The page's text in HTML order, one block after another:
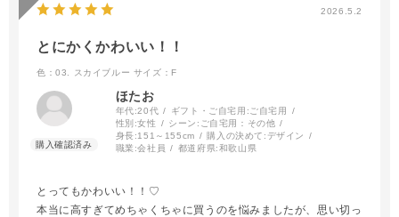
2026.5.2
とにかくかわいい！！
色：03. スカイブルー サイズ：F
ほたお
年代:20代 ギフト・ご自宅用: ご自宅用
性別:女性 シーン: ご自宅用：その他
身長:151～155cm 購入の決めて: デザイン
職業:会社員 都道府県:和歌山県
とってもかわいい！！♡
本当に高すぎてめちゃくちゃに買うのを悩みましたが、思い切っ